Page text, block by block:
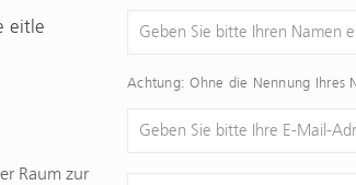
eitle
Raum zur
Achtung: Ohne die Nennung Ihres